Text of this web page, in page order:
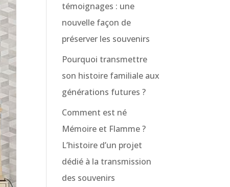
témoignages : une
nouvelle façon de
préserver les souvenirs
Pourquoi transmettre
son histoire familiale aux
générations futures ?
Comment est né
Mémoire et Flamme ?
L’histoire d’un projet
dédié à la transmission
des souvenirs